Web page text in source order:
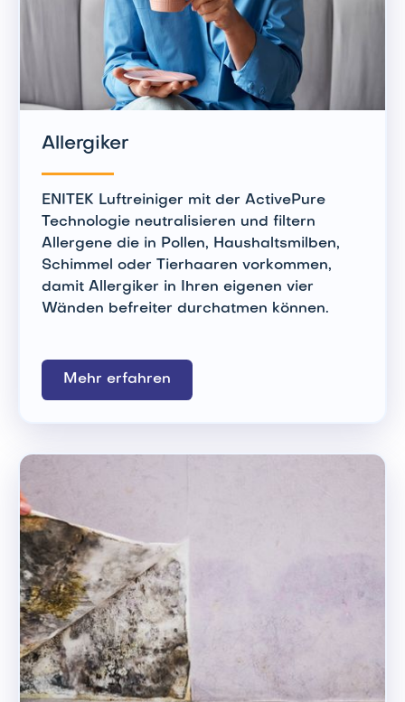
Allergiker
ENITEK Luftreiniger mit der ActivePure
Technologie neutralisieren und filtern
Allergene die in Pollen, Haushaltsmilben,
Schimmel oder Tierhaaren vorkommen,
damit Allergiker in Ihren eigenen vier
Wänden befreiter durchatmen können.
Mehr erfahren